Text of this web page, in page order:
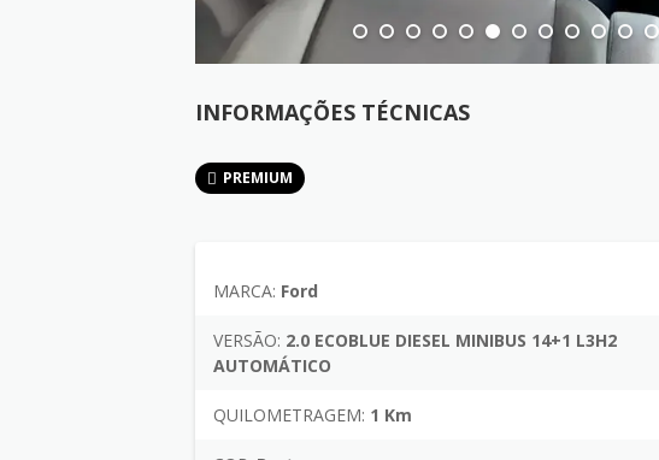
INFORMAÇÕES TÉCNICAS
PREMIUM
MARCA: Ford
VERSÃO: 2.0 ECOBLUE DIESEL MINIBUS 14+1 L3H2
AUTOMÁTICO
QUILOMETRAGEM: 1 Km